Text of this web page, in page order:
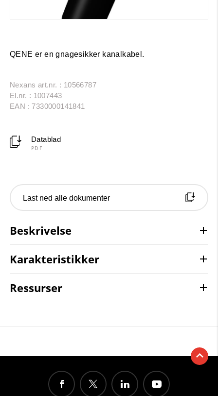
QENE er en gnagesikker kanalkabel.
Nexans art.nr. : 10566787
El.nr. : 1007443
EAN : 7330000141841
Datablad
PDF
Last ned alle dokumenter
Beskrivelse
Karakteristikker
Ressurser